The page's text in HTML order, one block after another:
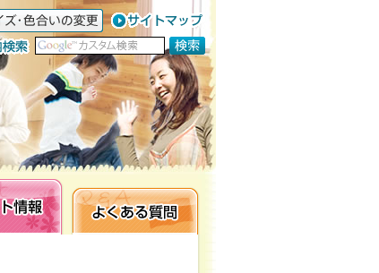
よくある質問